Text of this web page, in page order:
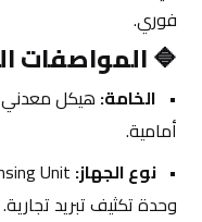
فوري.
🔷 المواصفات
الخامة:
أمامية.
نوع الجهاز:
وحدة تكثيف تبريد تجارية.